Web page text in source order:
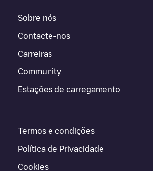
Sobre nós
Contacte-nos
Carreiras
Community
Estações de carregamento
Termos e condições
Política de Privacidade
Cookies